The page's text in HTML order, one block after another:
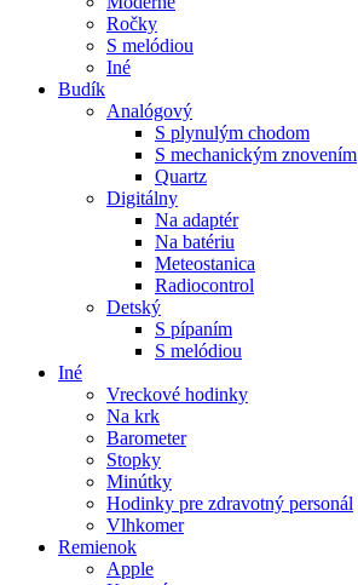
Ročky
S melódiou
Iné
Budík
Analógový
S plynulým chodom
S mechanickým znovením
Quartz
Digitálny
Na adaptér
Na batériu
Meteostanica
Radiocontrol
Detský
S pípaním
S melódiou
Iné
Vreckové hodinky
Na krk
Barometer
Stopky
Minútky
Hodinky pre zdravotný personál
Vlhkomer
Remienok
Apple